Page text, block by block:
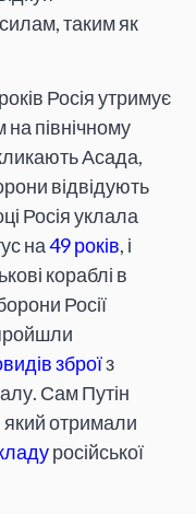
таким як
Росія утримує
на північному
Асада,
відвідують
Росія уклала
на49 років, і
кораблі в
Росії
зброїз
Сам Путін
який отримали
російської